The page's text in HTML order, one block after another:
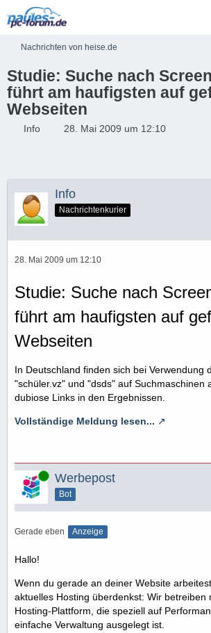
Nachrichten von heise.de
Studie: Suche nach
führt am haufigsten auf
Webseiten
Info 28. Mai 2009 um 12:10
Info
Nachrichtenkurier
28. Mai 2009 um 12:10
Studie: Suche nach
führt am haufigsten auf
Webseiten
In Deutschland finden sich bei Verwendung
"schüler.vz" und "dsds" auf Suchmaschinen
dubiose Links in den Ergebnissen.
Vollständige Meldung lesen...
Online Werbepost
Bot
Gerade eben Anzeige
Hallo!
Wenn du gerade an deiner Website
aktuelles Hosting überdenkst: Wir betreiben
Hosting-Plattform, die speziell auf
einfache Verwaltung ausgelegt ist.